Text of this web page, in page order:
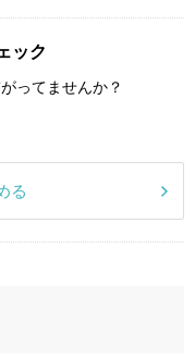
ック
ってませんか？
る